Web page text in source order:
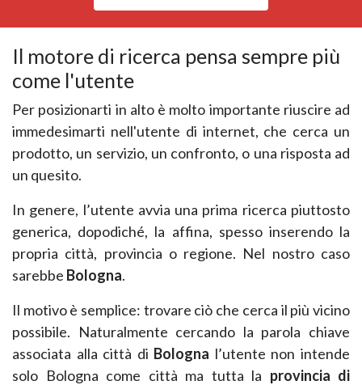
Il motore di ricerca pensa sempre più
come l'utente
Per posizionarti in alto è molto importante riuscire ad
immedesimarti nell'utente di internet, che cerca un
prodotto, un servizio, un confronto, o una risposta ad
un quesito.
In genere, l’utente avvia una prima ricerca piuttosto
generica, dopodiché, la affina, spesso inserendo la
propria città, provincia o regione. Nel nostro caso
sarebbe Bologna.
Il motivo è semplice: trovare ciò che cerca il più vicino
possibile. Naturalmente cercando la parola chiave
associata alla città di Bologna l’utente non intende
solo Bologna come città ma tutta la provincia di